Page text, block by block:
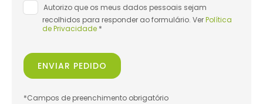
Autorizo que os meus dados pessoais sejam
recolhidos para responder ao formulário. VerPolítica
de Privacidade *
ENVIAR PEDIDO
*Campos de preenchimento obrigatório